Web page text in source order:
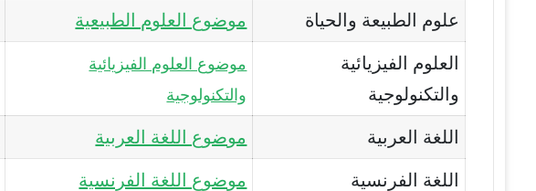
علوم الطبيعة والحياة موضوع العلوم الطبيعية
العلوم الفيزيائية
والتكنولوجية
موضوع العلوم الفيزيائية
والتكنولوجية
اللغة العربية موضوع اللغة العربية
اللغة الفرنسية موضوع اللغة الفرنسية